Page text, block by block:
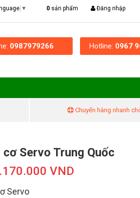
▼ 0 sản phẩm Đăng nhập
0987979266 Hotline: 0967
Chuyển hàng nhanh
Servo Trung Quốc
VND
Servo